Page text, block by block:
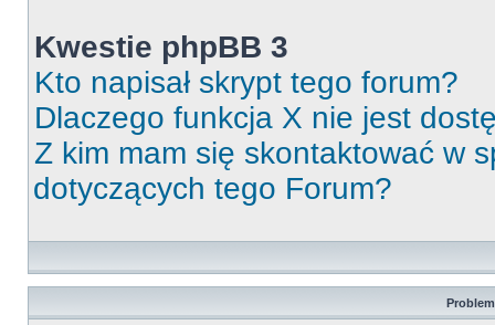
Kwestie phpBB 3
Kto napisał skrypt tego forum?
Dlaczego funkcja X nie jest
Z kim mam się skontaktować w
dotyczących tego Forum?